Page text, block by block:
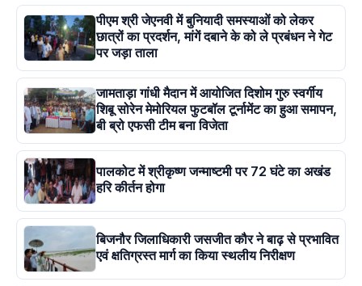
पीएम श्री जेएनवी में बुनियादी समस्याओं को लेकर
छात्रों का प्रदर्शन, मांगें दबाने के को ले प्रबंधन ने गेट
पर जड़ा ताला
जामताड़ा गांधी मैदान में आयोजित दिशोम गुरु स्वर्गीय
शिबू सोरेन मेमोरियल फुटबॉल टूर्नामेंट का हुआ समापन,
बी ब्रो एफसी टीम बना विजेता
पालकोट में श्रीकृष्ण जन्माष्टमी पर 72 घंटे का अखंड
हरि कीर्तन होगा
बिजनौर जिलाधिकारी जसजीत कौर ने बाढ़ से प्रभावित
एवं क्षतिग्रस्त मार्ग का किया स्थलीय निरीक्षण